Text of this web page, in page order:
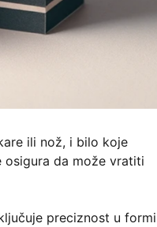
ili nož, i bilo koje
osigura da može vratiti
preciznost u